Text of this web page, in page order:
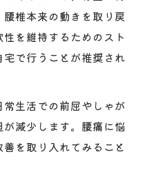
椎本来の動きを取り戻
を維持するためのスト
で行うことが推奨され
生活での前屈やしゃが
減少します。腰痛に悩
を取り入れてみること